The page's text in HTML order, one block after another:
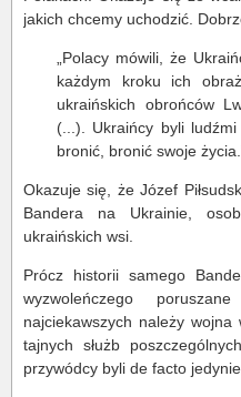
jakich chcemy uchodzić.
„Polacy mówili, że
każdym kroku ich
ukraińskich obrońców
(...). Ukraińcy byli
bronić, bronić swoje
Okazuje się, że Józef
Bandera na Ukrainie,
ukraińskich wsi.
Prócz historii samego
wyzwoleńczego
najciekawszych należy wojna
tajnych służb
przywódcy byli de facto